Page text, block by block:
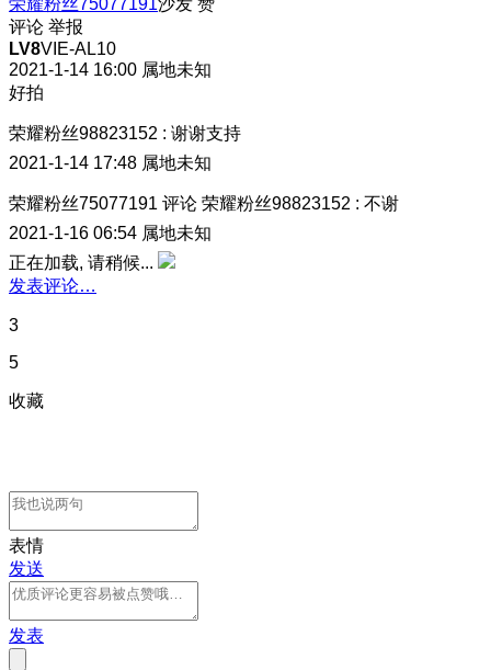
荣耀粉丝75077191沙发 赞
评论 举报
LV8VIE-AL10
2021-1-14 16:00 属地未知
好拍
荣耀粉丝98823152 : 谢谢支持
2021-1-14 17:48 属地未知
荣耀粉丝75077191 评论 荣耀粉丝98823152 : 不谢
2021-1-16 06:54 属地未知
正在加载, 请稍候...
发表评论…
3
5
收藏
表情
发送
发表